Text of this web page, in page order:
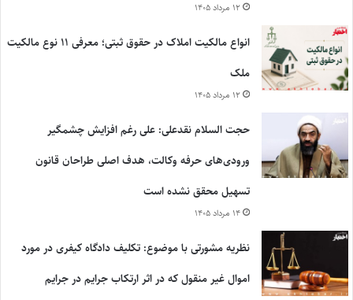
۱۲ مرداد ۱۴۰۵
انواع مالکیت املاک در حقوق ثبتی؛ معرفی ۱۱ نوع مالکیت
ملک
۱۲ مرداد ۱۴۰۵
حجت السلام نقدعلی: علی رغم افزایش چشمگیر
ورودی‌های حرفه وکالت، هدف اصلی طراحان قانون
تسهیل محقق نشده است
۱۴ مرداد ۱۴۰۵
نظریه مشورتی با موضوع: تکلیف دادگاه کیفری در مورد
اموال غیر منقول که در اثر ارتکاب جرایم در جرایم